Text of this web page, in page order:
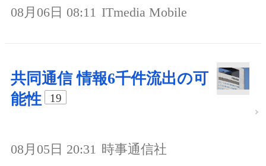
08月06日 08:11 ITmedia Mobile
共同通信 情報6千件流出の可
能性
19
08月05日 20:31 時事通信社